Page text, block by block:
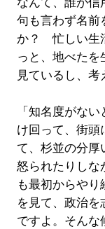
なんて、誰が信
句も言わず名前
か？ 忙しい生
っと、地べたを
見ているし、考
「知名度がな
け回って、街頭
て、杉並の分厚
怒られたりしな
も最初からや
を見て、政治を
ですよ。そんな